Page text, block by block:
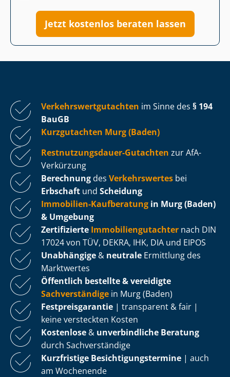
Jetzt kostenlos beraten lassen
Ver­kehrs­wert­gut­ach­ten im Sinne des § 194
BauGB
Kurzgutachten Murg (Baden)
Rest­nut­zungs­dau­er-Gutachten zur AfA-
Verkürzung
Berechnung des Verkehrswertes bei
Erbschaft und Scheidung
Immobilien-Kaufberatung in Murg (Baden)
& Umgebung
Zertifizierte Im­mo­bi­li­en­gut­ach­ter nach DIN
17024 von TÜV, DEKRA, IHK, DIA und EIPOS
Unabhängige & neutrale Ermittlung des
Marktwertes
Öffentlich bestellte & vereidigte
Sachverständige in Murg (Baden)
Fest­preis­ga­ran­tie | transparent & fair |
keine versteckten Kosten
Kostenlose & unverbindliche Beratung
durch Sachverständige
Kurzfristige Be­sich­ti­gungs­ter­mi­ne | auch
am Wochenende